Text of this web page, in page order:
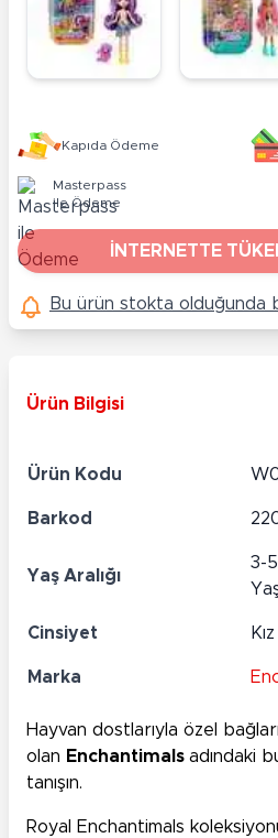
Kapıda Ödeme
Masterpass
ile Ödeme
İNTERNETTE
Bu ürün stokta olduğunda
Ürün Bilgisi
Ürün Kodu
Barkod
Yaş Aralığı
3-
Cinsiyet Kız
Marka
Hayvan dostlarıyla özel bağları
olan Enchantimals adındaki
tanışın.
Royal Enchantimals